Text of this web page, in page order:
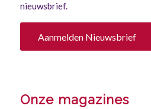
nieuwsbrief.
Aanmelden Nieuwsbrief
Onze magazines